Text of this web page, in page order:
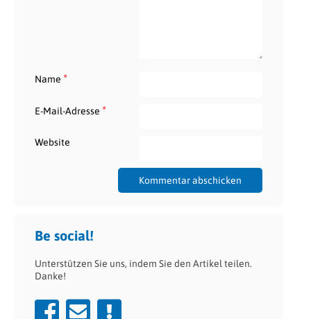
Name *
E-Mail-Adresse *
Website
Be social!
Unterstützen Sie uns, indem Sie den Artikel teilen.
Danke!